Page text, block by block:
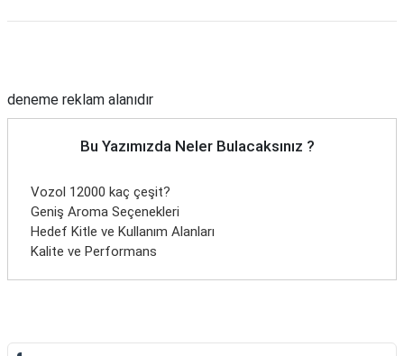
deneme reklam alanıdır
Bu Yazımızda Neler Bulacaksınız ?
Vozol 12000 kaç çeşit?
Geniş Aroma Seçenekleri
Hedef Kitle ve Kullanım Alanları
Kalite ve Performans